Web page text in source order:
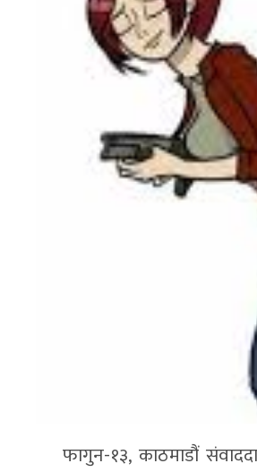
फागुन-१३, काठमाडौं